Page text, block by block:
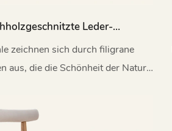
Leder-
My72-A
zeichnen sich durch filigrane
aus, die die Schönheit der Natur
lebendigen Ästhetik kombiniert
werden.